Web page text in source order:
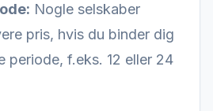
Nogle selskaber
pris, hvis du binder dig
periode, f.eks. 12 eller 24